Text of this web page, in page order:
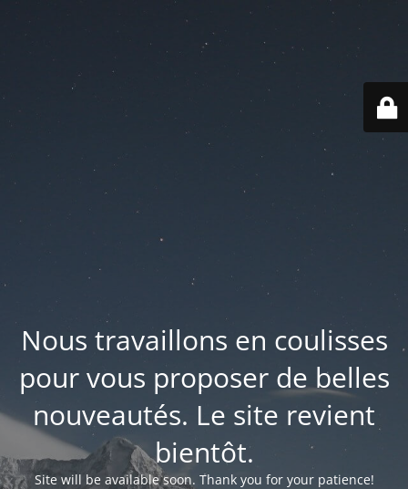
Nous travaillons en coulisses
pour vous proposer de belles
nouveautés. Le site revient
bientôt.
Site will be available soon. Thank you for your patience!